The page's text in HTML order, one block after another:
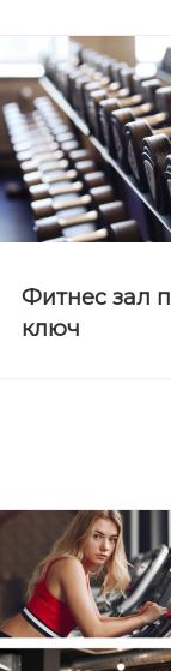
Фитнес зал
ключ